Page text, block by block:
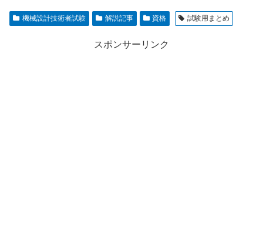
機械設計技術者試験 解説記事 資格 試験用まとめ
スポンサーリンク